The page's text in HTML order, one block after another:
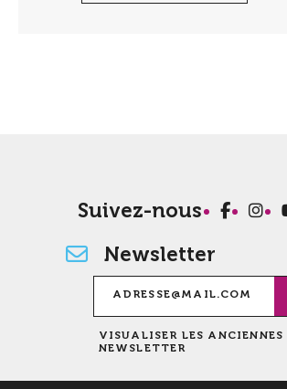
Suivez-nous
Newsletter
VISUALISER LES ANCIENNES
NEWSLETTER